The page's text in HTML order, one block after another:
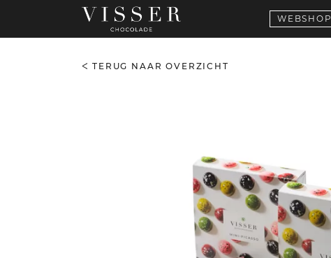
WEBSHOP
TERUG NAAR OVERZICHT